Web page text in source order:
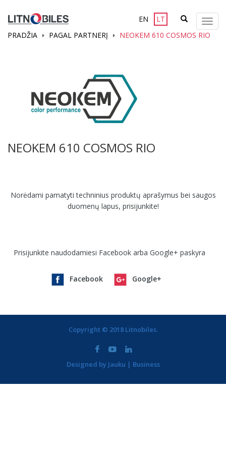
LT
EN
PRADŽIA
PAGAL PARTNERĮ NEOKEM 610 COSMOS RIO
NEOKEM 610 COSMOS RIO
Norėdami pamatyti techninius produktų aprašymus bei saugos
duomenų lapus, prisijunkite!
Prisijunkite naudodamiesi Facebook arba Google+ paskyra
Facebook Google+
Copyright © 2018 Litnobiles.
Designed by Jauku | Business